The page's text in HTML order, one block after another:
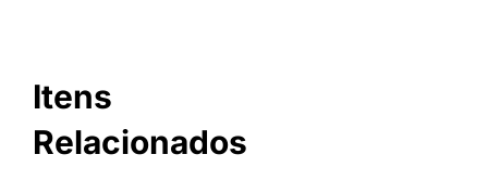
Itens
Relacionados